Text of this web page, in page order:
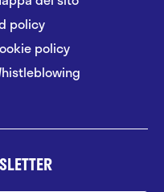
policy
policy